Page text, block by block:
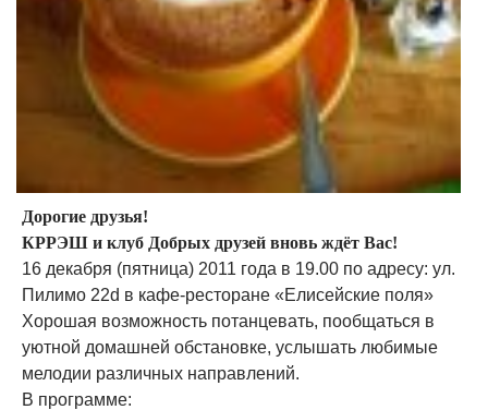
Дорогие друзья!
КРРЭШ и клуб Добрых друзей вновь ждёт Вас!
16 декабря (пятница) 2011 года в 19.00 по адресу: ул.
Пилимо 22d в кафе-ресторане «Елисейские поля»
Хорошая возможность потанцевать, пообщаться в
уютной домашней обстановке, услышать любимые
мелодии различных направлений.
В программе: